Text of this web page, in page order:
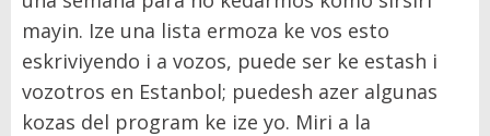
mayin. Ize una lista ermoza ke vos esto
eskriviyendo i a vozos, puede ser ke estash i
vozotros en Estanbol; puedesh azer algunas
kozas del program ke ize yo. Miri a la